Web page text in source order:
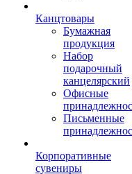
Канцтовары
Бумажная
продукция
Набор
подарочный
канцелярский
Офисные
Письменные
Корпоративные
сувениры